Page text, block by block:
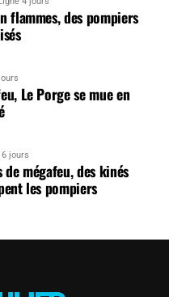
flammes, des pompiers
Le Porge se mue en
6 jours
mégafeu, des kinés
les pompiers